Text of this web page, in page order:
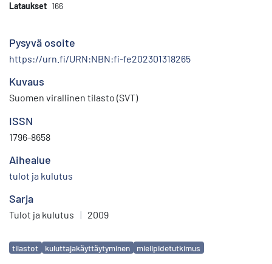
Lataukset 166
Pysyvä osoite
https://urn.fi/URN:NBN:fi-fe202301318265
Kuvaus
Suomen virallinen tilasto (SVT)
ISSN
1796-8658
Aihealue
tulot ja kulutus
Sarja
Tulot ja kulutus | 2009
Avainsanat
tilastot kuluttajakäyttäytyminen mielipidetutkimus